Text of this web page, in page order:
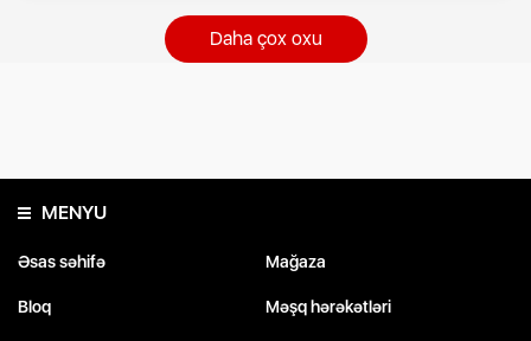
Daha çox oxu
MENYU
Əsas səhifə Mağaza
Bloq Məşq hərəkətləri